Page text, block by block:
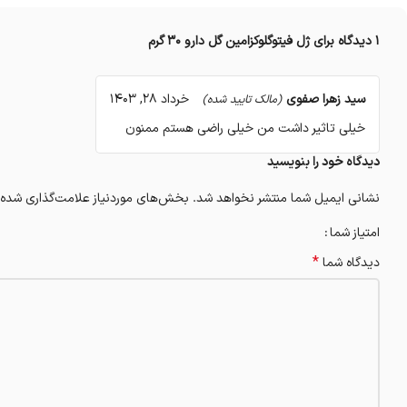
1 دیدگاه برای ژل فیتوگلوکزامین گل دارو ۳۰ گرم
سید زهرا صفوی (مالک تایید شده)
خرداد 28, 1403
خیلی تاثیر داشت من خیلی راضی هستم ممنون
دیدگاه خود را بنویسید
نشانی ایمیل شما منتشر نخواهد شد. بخش‌های موردنیاز علامت‌گذاری
امتیاز شما
دیدگاه شما*